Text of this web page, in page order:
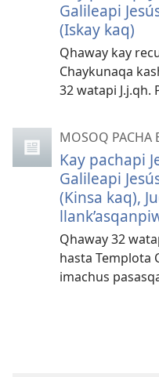
Galileapi
(Iskay kaq)
Qhaway kay
Chaykunaqa
32 watapi J.j.qh.
MOSOQ PACHA
Kay pachapi
Galileapi
(Kinsa kaq),
Qhaway 32
hasta Templota
imachus